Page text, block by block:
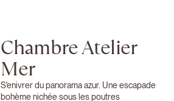
Chambre Atelier
Mer
S'enivrer du panorama azur. Une escapade
bohème nichée sous les poutres